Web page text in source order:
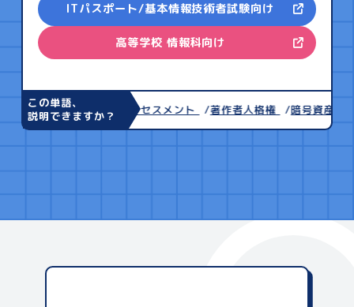
ITパスポート/基本情報技術者試験向け
高等学校 情報科向け
この単語、
説明できますか？
低水準言語 リスクアセスメント 著作者人格権 暗号資産 キ